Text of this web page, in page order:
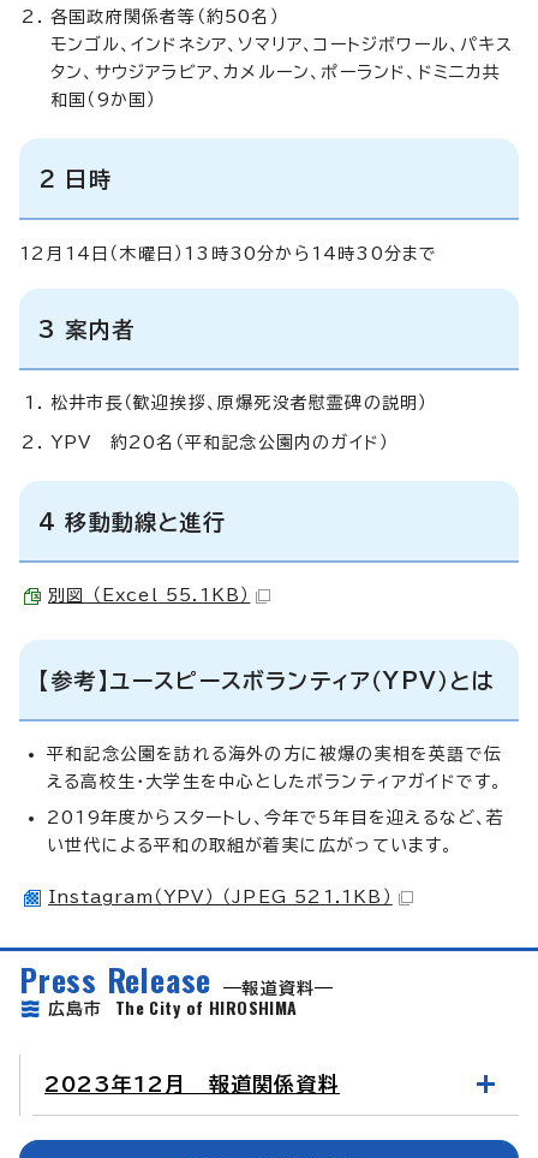
各国政府関係者等（約50名）
モンゴル、インドネシア、ソマリア、コートジボワール、パキス
タン、サウジアラビア、カメルーン、ポーランド、ドミニカ共
和国（9か国）
2 日時
12月14日（木曜日）13時30分から14時30分まで
3 案内者
松井市長（歓迎挨拶、原爆死没者慰霊碑の説明）
YPV 約20名（平和記念公園内のガイド）
4 移動動線と進行
別図 （Excel 55.1KB）
【参考】ユースピースボランティア（YPV）とは
平和記念公園を訪れる海外の方に被爆の実相を英語で伝
える高校生・大学生を中心としたボランティアガイドです。
2019年度からスタートし、今年で5年目を迎えるなど、若
い世代による平和の取組が着実に広がっています。
Instagram（YPV） （JPEG 521.1KB）
Press Release
報道資料
広島市 The City of HIROSHIMA
2023年12月 報道関係資料